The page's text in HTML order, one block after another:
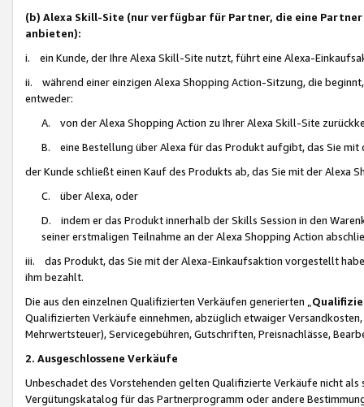
(b) Alexa Skill-Site (nur verfügbar für Partner, die eine
anbieten):
i. ein Kunde, der Ihre Alexa Skill-Site nutzt, führt eine Alexa-
ii. während einer einzigen Alexa Shopping Action-Sitzung, die
entweder:
A. von der Alexa Shopping Action zu Ihrer Alexa Skill-Site
B. eine Bestellung über Alexa für das Produkt aufgibt, das Sie mit
der Kunde schließt einen Kauf des Produkts ab, das Sie mit der Alexa
C. über Alexa, oder
D. indem er das Produkt innerhalb der Skills Session in den
seiner erstmaligen Teilnahme an der Alexa Shopping Action
iii. das Produkt, das Sie mit der Alexa-Einkaufsaktion vorgestellt
ihm bezahlt.
Die aus den einzelnen Qualifizierten Verkäufen generierten „
Qualifizierten Verkäufe einnehmen, abzüglich etwaiger
Mehrwertsteuer), Servicegebühren, Gutschriften, Preisnachlässe,
2. Ausgeschlossene Verkäufe
Unbeschadet des Vorstehenden gelten Qualifizierte Verkäufe nicht
Vergütungskatalog für das Partnerprogramm oder andere